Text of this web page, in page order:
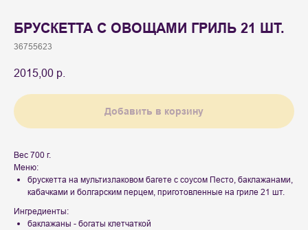
БРУСКЕТТА С ОВОЩАМИ ГРИЛЬ 21 ШТ.
36755623
2015,00 р.
Добавить в корзину
Вес 700 г.
Меню:
брускетта на мультизлаковом багете с соусом Песто, баклажанами,
кабачками и болгарским перцем, приготовленные на гриле 21 шт.
Ингредиенты:
баклажаны - богаты клетчаткой